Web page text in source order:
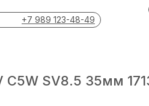
+7 989 123-48-49
SV8.5 35мм